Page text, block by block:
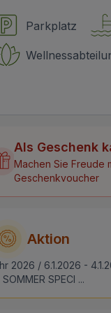
Parkplatz
Als Geschenk
Machen Sie Freude
Geschenkvoucher
Aktion
2026 / 6.1.2026 -
SPECI ...